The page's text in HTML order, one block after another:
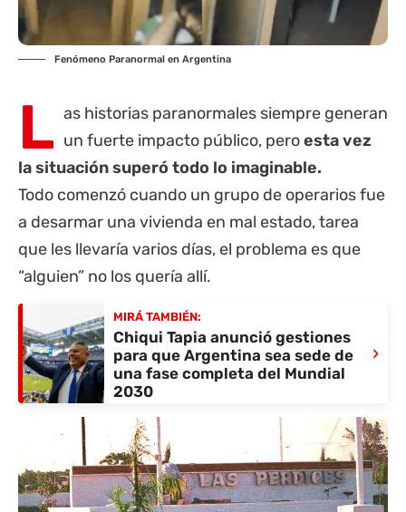
Fenómeno Paranormal en Argentina
L as historias paranormales siempre generan
un fuerte impacto público, peroesta vez
la situación superó todo lo imaginable.
Todo comenzó cuando un grupo de operarios fue
a desarmar una vivienda en mal estado, tarea
que les llevaría varios días, el problema es que
“alguien” no los quería allí.
MIRÁ TAMBIÉN:
Chiqui Tapia anunció gestiones
para que Argentina sea sede de
una fase completa del Mundial
2030
›